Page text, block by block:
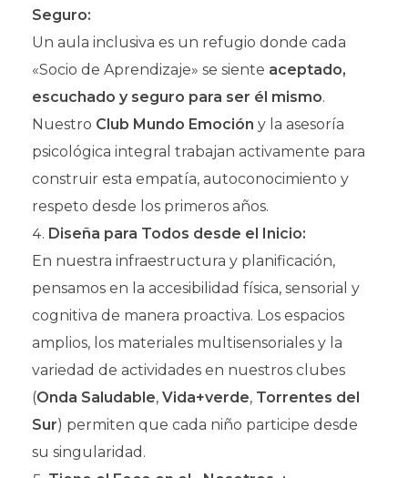
Seguro:
Un aula inclusiva es un refugio donde cada
«Socio de Aprendizaje» se siente aceptado,
escuchado y seguro para ser él mismo.
Nuestro Club Mundo Emoción y la asesoría
psicológica integral trabajan activamente para
construir esta empatía, autoconocimiento y
respeto desde los primeros años.
Diseña para Todos desde el Inicio:
En nuestra infraestructura y planificación,
pensamos en la accesibilidad física, sensorial y
cognitiva de manera proactiva. Los espacios
amplios, los materiales multisensoriales y la
variedad de actividades en nuestros clubes
(Onda Saludable, Vida+verde, Torrentes del
Sur) permiten que cada niño participe desde
su singularidad.